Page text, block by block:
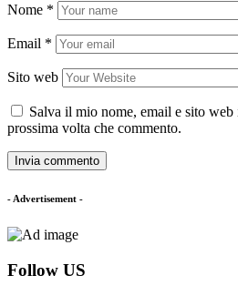
Nome *
Email *
Sito web
Salva il mio nome, email e sito web
prossima volta che commento.
- Advertisement -
Follow US